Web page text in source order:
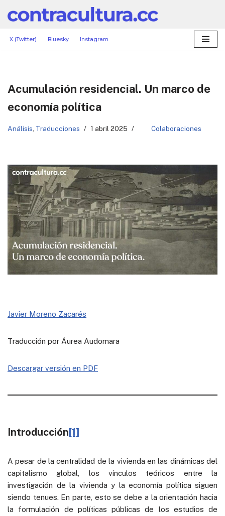
al
X (Twitter) Bluesky Instagram
Acumulación residencial. Un marco de
economía política
Análisis Traducciones 1 abril 2025 Colaboraciones
Javier Moreno Zacarés
Traducción por Áurea Audomara
Descargar versión en PDF
Introducción[1]
A pesar de la centralidad de la vivienda en las dinámicas del
capitalismo global, los vínculos teóricos entre la
investigación de la vivienda y la economía política siguen
siendo tenues. En parte, esto se debe a la orientación hacia
la formulación de políticas públicas de los estudios de